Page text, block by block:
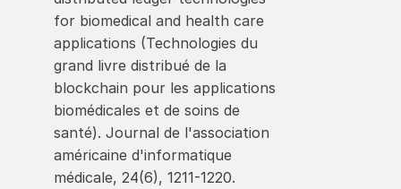
for biomedical and health care
applications (Technologies du
grand livre distribué de la
blockchain pour les applications
biomédicales et de soins de
santé). Journal de l'association
américaine d'informatique
médicale, 24(6), 1211-1220.